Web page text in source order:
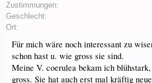
Zustimmungen:
Geschlecht:
Ort:
Für mich wäre noch interessant zu
schon hast u. wie gross sie sind.
Meine V. coerulea bekam ich
gross. Sie hat auch erst mal kräftig